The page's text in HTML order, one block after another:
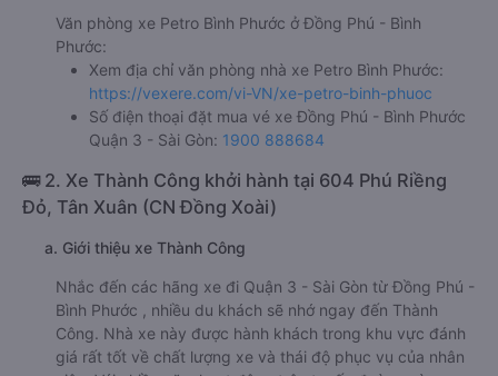
Văn phòng xe Petro Bình Phước ở Đồng Phú - Bình
Phước:
Xem địa chỉ văn phòng nhà xe Petro Bình Phước:
https://vexere.com/vi-VN/xe-petro-binh-phuoc
Số điện thoại đặt mua vé xe Đồng Phú - Bình Phước
Quận 3 - Sài Gòn: 1900 888684
🚌 2. Xe Thành Công khởi hành tại 604 Phú Riềng
Đỏ, Tân Xuân (CN Đồng Xoài)
a. Giới thiệu xe Thành Công
Nhắc đến các hãng xe đi Quận 3 - Sài Gòn từ Đồng Phú -
Bình Phước , nhiều du khách sẽ nhớ ngay đến Thành
Công. Nhà xe này được hành khách trong khu vực đánh
giá rất tốt về chất lượng xe và thái độ phục vụ của nhân